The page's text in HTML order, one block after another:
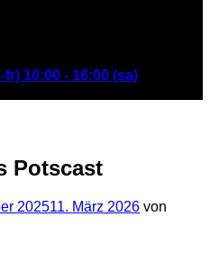
Produkte im Warenkorb.
fr) 10:00 - 16:00 (sa)
Potscast
202511. März 2026 von